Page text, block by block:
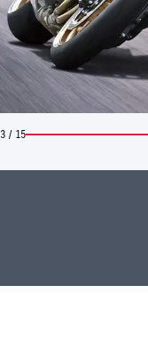
3 / 15